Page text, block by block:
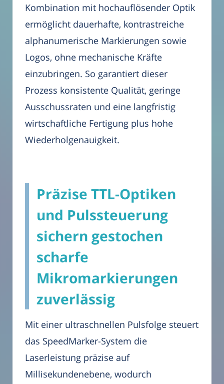
Kombination mit hochauflösender Optik
ermöglicht dauerhafte, kontrastreiche
alphanumerische Markierungen sowie
Logos, ohne mechanische Kräfte
einzubringen. So garantiert dieser
Prozess konsistente Qualität, geringe
Ausschussraten und eine langfristig
wirtschaftliche Fertigung plus hohe
Wiederholgenauigkeit.
Präzise TTL-Optiken
und Pulssteuerung
sichern gestochen
scharfe
Mikromarkierungen
zuverlässig
Mit einer ultraschnellen Pulsfolge steuert
das SpeedMarker-System die
Laserleistung präzise auf
Millisekundenebene, wodurch